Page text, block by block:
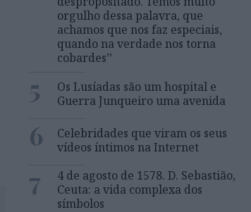
orgulho dessa palavra, que
achamos que nos faz especiais,
quando na verdade nos torna
cobardes’’
5
Os Lusíadas são um hospital e
Guerra Junqueiro uma avenida
6
Celebridades que viram os seus
vídeos íntimos na Internet
7
4 de agosto de 1578. D. Sebastião,
Ceuta: a vida complexa dos
símbolos